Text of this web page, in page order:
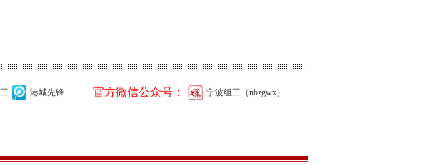
港城先锋 官方微信公众号： 宁波组工（nbzgwx）